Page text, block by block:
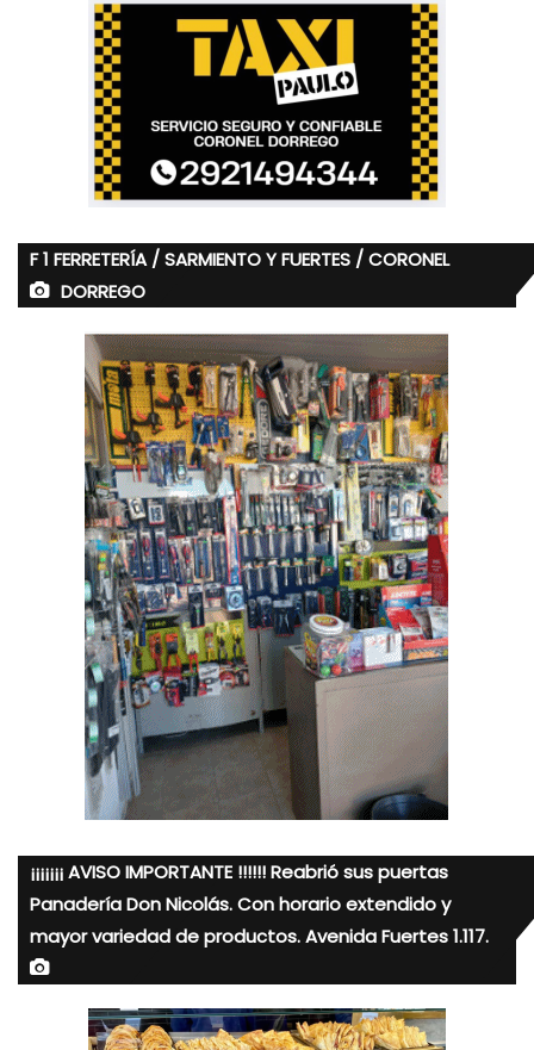
F 1 FERRETERÍA / SARMIENTO Y FUERTES / CORONEL
DORREGO
¡¡¡¡¡¡¡ AVISO IMPORTANTE !!!!!! Reabrió sus puertas
Panadería Don Nicolás. Con horario extendido y
mayor variedad de productos. Avenida Fuertes 1.117.